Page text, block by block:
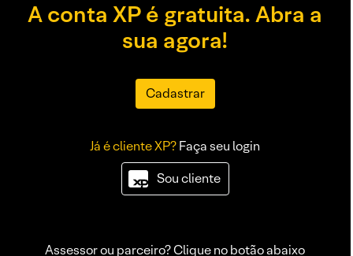
A conta XP é gratuita. Abra a
sua agora!
Cadastrar
Já é cliente XP?Faça seu login
Sou cliente
Assessor ou parceiro? Clique no botão abaixo